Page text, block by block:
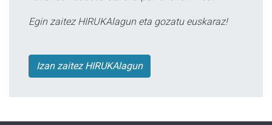
Egin zaitez HIRUKAlagun eta gozatu euskaraz!
Izan zaitez HIRUKAlagun